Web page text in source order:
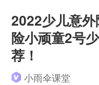
2022少儿意
险小顽童2号
荐！
小雨伞课堂